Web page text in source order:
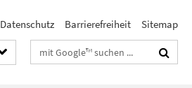
Datenschutz Barrierefreiheit Sitemap
Suchbegriffe